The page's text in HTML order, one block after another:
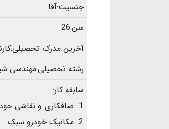
جنسیت:آقا
سن:26
آخرین مدرک
رشته تحصیلی:مهندسی
سابقه کار:
صافکاری و نقاشی
مکانیک خودرو سبک